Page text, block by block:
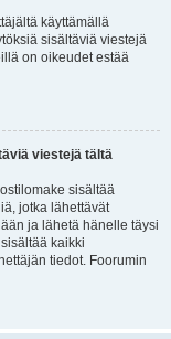
käyttämällä
sisältäviä viestejä
on oikeudet estää
viestejä tältä
sisältää
jotka lähettävät
ja lähetä hänelle täysi
kaikki
tiedot. Foorumin